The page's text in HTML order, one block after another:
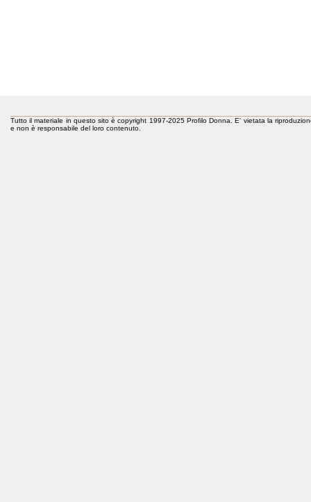
Tutto il materiale in questo sito è copyright 1997-2025 Profilo Donna. E' vietata la
e non è responsabile del loro contenuto.